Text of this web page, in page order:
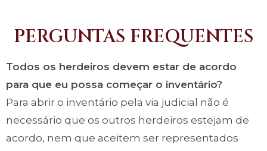
PERGUNTAS FREQUENTES
Todos os herdeiros devem estar de acordo
para que eu possa começar o inventário?
Para abrir o inventário pela via judicial não é
necessário que os outros herdeiros estejam de
acordo, nem que aceitem ser representados